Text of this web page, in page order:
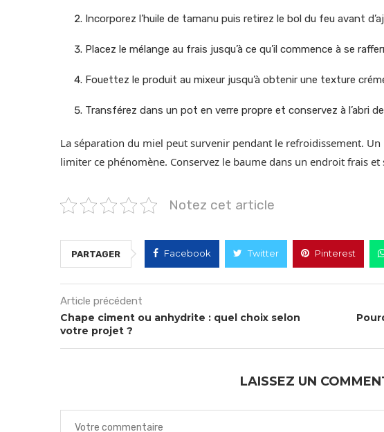
Incorporez l’huile de tamanu puis retirez le bol du feu avant
Placez le mélange au frais jusqu’à ce qu’il commence à se
Fouettez le produit au mixeur jusqu’à obtenir une texture
Transférez dans un pot en verre propre et conservez à l’abri de
La séparation du miel peut survenir pendant le refroidissement.
limiter ce phénomène. Conservez le baume dans un endroit frais
Notez cet article
PARTAGER Facebook Twitter Pinterest
Article précédent
Chape ciment ou anhydrite : quel choix selon
votre projet ?
LAISSEZ UN